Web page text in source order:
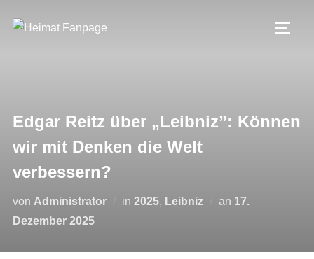
Inhalt
Edgar Reitz über „Leibniz”: Können
wir mit Denken die Welt
verbessern?
von Administrator in 2025, Leibniz an Veröffentlicht
17.
Dezember 2025